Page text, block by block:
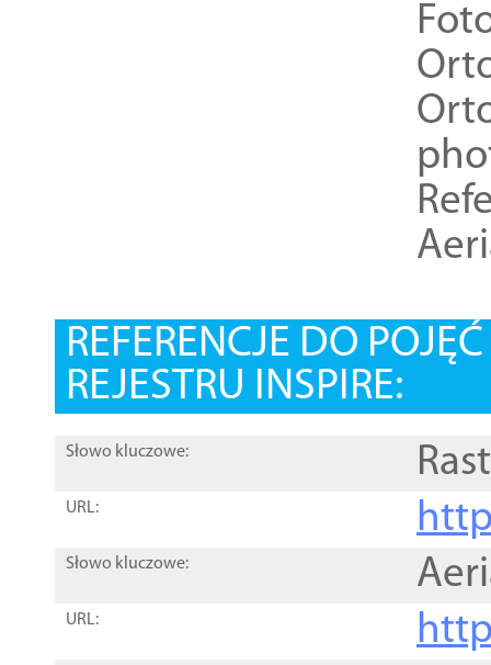
REFERENCJE DO
REJESTRU INSPIRE:
Słowo kluczowe:
URL:
Słowo kluczowe:
URL: